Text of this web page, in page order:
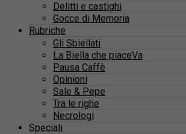
Delitti e castighi
Gocce di Memoria
Rubriche
Gli Sbiellati
La Biella che piaceVa
Pausa Caffè
Opinioni
Sale & Pepe
Tra le righe
Necrologi
Speciali